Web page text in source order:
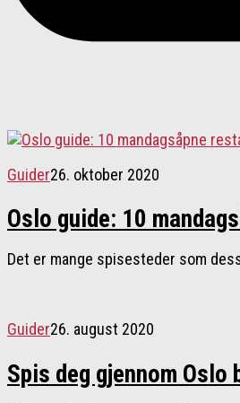
Guider26. oktober 2020
Oslo guide: 10
Det er mange spisesteder som
Guider26. august 2020
Spis deg gjennom Oslo